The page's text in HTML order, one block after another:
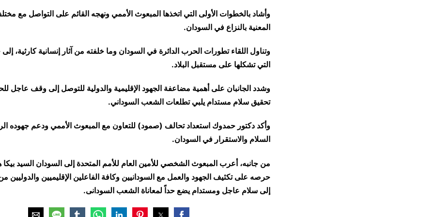
وأشاد بالخطوات الأولى التي اتخذها المبعوث الأممي ونهجه القائم على التواصل مع
المعنية بالنزاع في السودان.
وتناول اللقاء تطورات الحرب الدائرة في السودان وما خلفته من آثار إنسانية كارثية،
التي تشكلها على مستقبل البلاد.
وشدد الجانبان على أهمية مضاعفة الجهود الإقليمية والدولية للتوصل إلى وقف عاجل
تحقيق سلام مستدام يلبي تطلعات الشعب السوداني.
وأكد دكتور حمدوك استعداد تحالف (صمود) للتعاون مع المبعوث الأممي ودعم جهوده
السلام والاستقرار في السودان.
من جانبه، أعرب المبعوث الشخصي للأمين العام للأمم المتحدة إلى السودان السيد
حرصه على تكثيف الجهود والعمل مع السودانيين وكافة الفاعلين الإقليميين والدوليين
إلى سلام عاجل ومستدام يضع حداً لمعاناة الشعب السودانى.